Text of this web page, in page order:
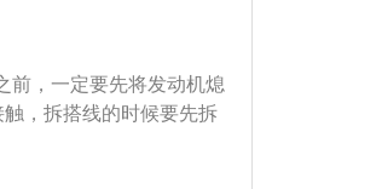
，3种驱动模式包括电动
动续航里程短、单独发
合动力车，动力输出以
加速、高速行驶时，发
动车不同于以上两种，
前，一定要先将发动机熄
，拆搭线的时候要先拆
、荣威rx5是一款互联网